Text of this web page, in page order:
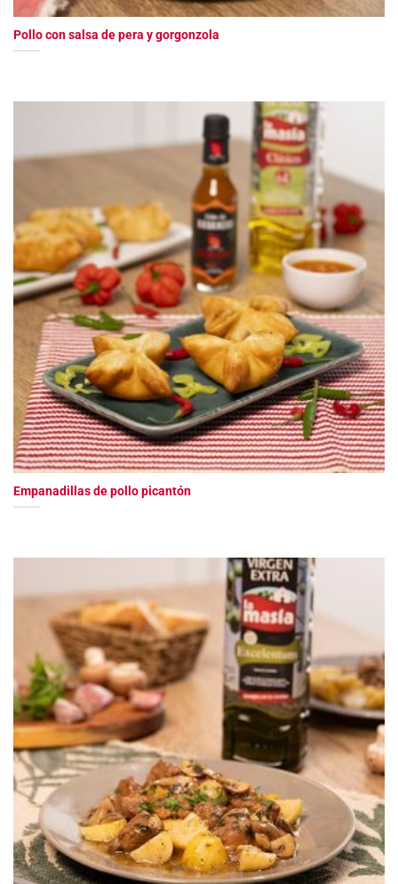
Pollo con salsa de pera y gorgonzola
Empanadillas de pollo picantón